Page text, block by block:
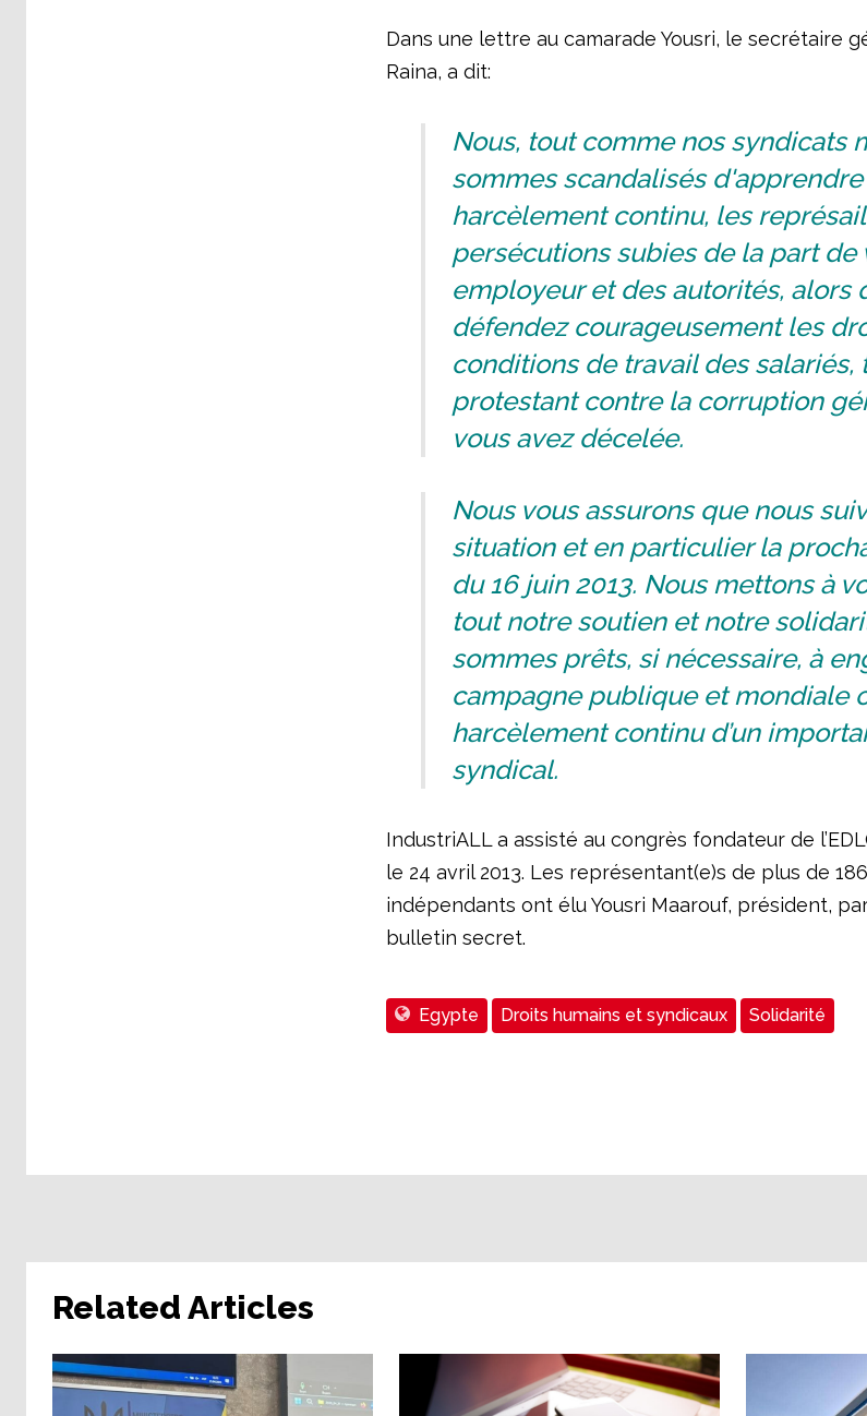
Dans une lettre au camarade Yousri, le secrétaire
Raina, a dit:
Nous, tout comme nos syndicats
sommes scandalisés
harcèlement continu, les
persécutions subies de la part de
employeur et des autorités, alors
défendez courageusement les
conditions de travail des salariés,
protestant contre la corruption
vous avez décelée.
Nous vous assurons que nous
situation et en particulier la
du 16 juin 2013. Nous mettons à
tout notre soutien et notre
sommes prêts, si nécessaire, à
campagne publique et mondiale
harcèlement continu d’un
syndical.
IndustriALL a assisté au congrès fondateur de
le 24 avril 2013. Les représentant(e)s de plus de
indépendants ont élu Yousri Maarouf, président,
bulletin secret.
Egypte Droits humains et syndicaux Solidarité
Related Articles